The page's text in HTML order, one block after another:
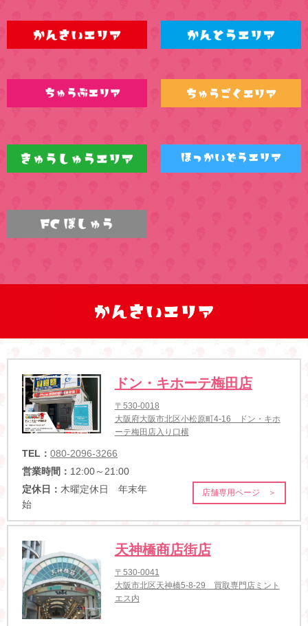
ドン・キホーテ梅田店
〒530-0018
大阪府大阪市北区小松原町4-16 ドン・キホ
ーテ梅田店入り口横
TEL： 080-2096-3266
営業時間： 12:00～21:00
定休日： 木曜定休日 年末年
始
店舗専用ページ ＞
天神橋商店街店
〒530-0041
大阪市北区天神橋5-8-29 買取専門店ミント
エス内